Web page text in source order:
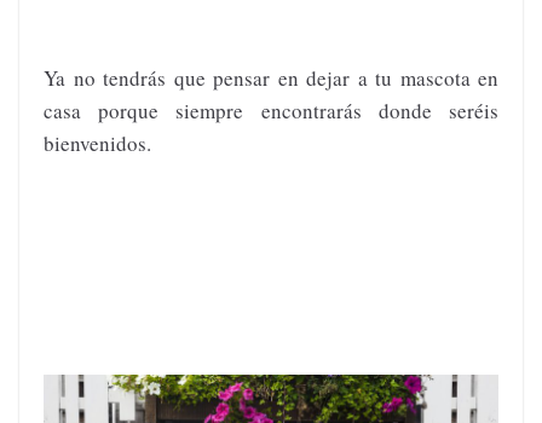
Ya no tendrás que pensar en dejar a tu mascota en
casa porque siempre encontrarás donde seréis
bienvenidos.